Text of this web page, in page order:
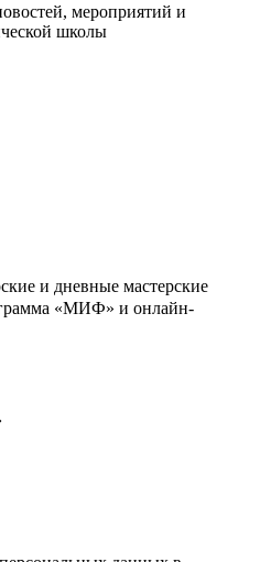
мероприятий и
школы
и дневные мастерские
«МИФ» и онлайн-